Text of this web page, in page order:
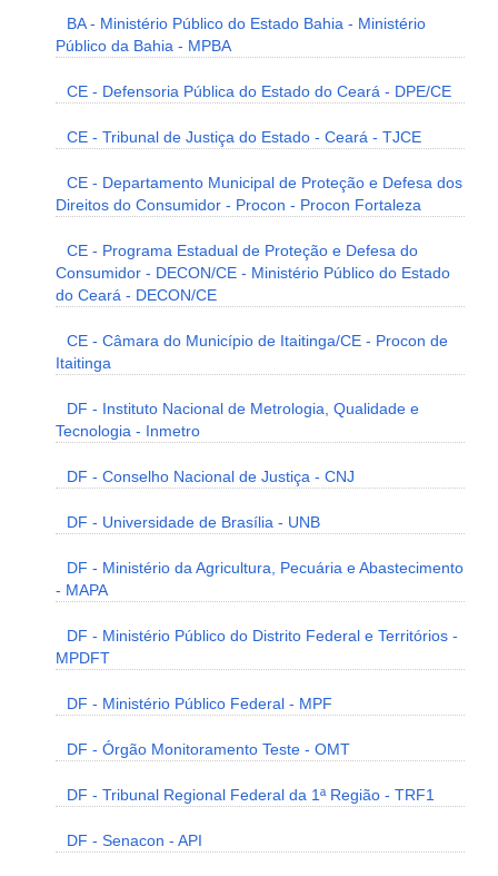
BA - Ministério Público do Estado Bahia - Ministério
Público da Bahia - MPBA
CE - Defensoria Pública do Estado do Ceará - DPE/CE
CE - Tribunal de Justiça do Estado - Ceará - TJCE
CE - Departamento Municipal de Proteção e Defesa dos
Direitos do Consumidor - Procon - Procon Fortaleza
CE - Programa Estadual de Proteção e Defesa do
Consumidor - DECON/CE - Ministério Público do Estado
do Ceará - DECON/CE
CE - Câmara do Município de Itaitinga/CE - Procon de
Itaitinga
DF - Instituto Nacional de Metrologia, Qualidade e
Tecnologia - Inmetro
DF - Conselho Nacional de Justiça - CNJ
DF - Universidade de Brasília - UNB
DF - Ministério da Agricultura, Pecuária e Abastecimento
- MAPA
DF - Ministério Público do Distrito Federal e Territórios -
MPDFT
DF - Ministério Público Federal - MPF
DF - Órgão Monitoramento Teste - OMT
DF - Tribunal Regional Federal da 1ª Região - TRF1
DF - Senacon - API